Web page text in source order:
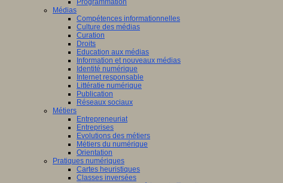
Programmation
Médias
Compétences informationnelles
Culture des médias
Curation
Droits
Education aux médias
Information et nouveaux médias
Identité numérique
Internet responsable
Littératie numérique
Publication
Réseaux sociaux
Métiers
Entrepreneuriat
Entreprises
Evolutions des métiers
Métiers du numérique
Orientation
Pratiques numériques
Cartes heuristiques
Classes inversées